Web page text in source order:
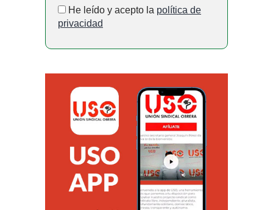
He leído y acepto la política de
privacidad